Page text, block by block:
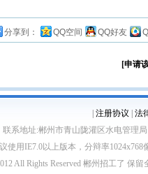
分享到： QQ空间 QQ好友
[申请
注册协议 法
联系地址:郴州市青山陇灌区水电管理局
使用IE7.0以上版本，分辩率
All Rights Reserved 郴州招工了